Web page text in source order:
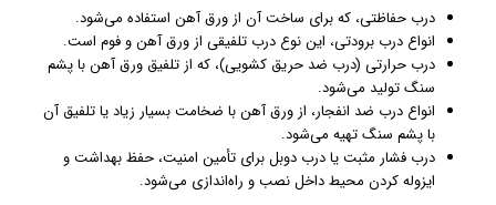
درب حفاظتی، که برای ساخت آن از ورق آهن استفاده می‌شود.
انواع درب برودتی، این نوع درب تلفیقی از ورق آهن و فوم است.
درب حرارتی (درب ضد حریق کشویی)، که از تلفیق ورق آهن با پشم
سنگ تولید می‌شود.
انواع درب ضد انفجار، از ورق آهن با ضخامت بسیار زیاد یا تلفیق آن
با پشم سنگ تهیه می‌شود.
درب فشار مثبت یا درب دوبل برای تأمین امنیت، حفظ بهداشت و
ایزوله کردن محیط داخل نصب و راه‌اندازی می‌شود.